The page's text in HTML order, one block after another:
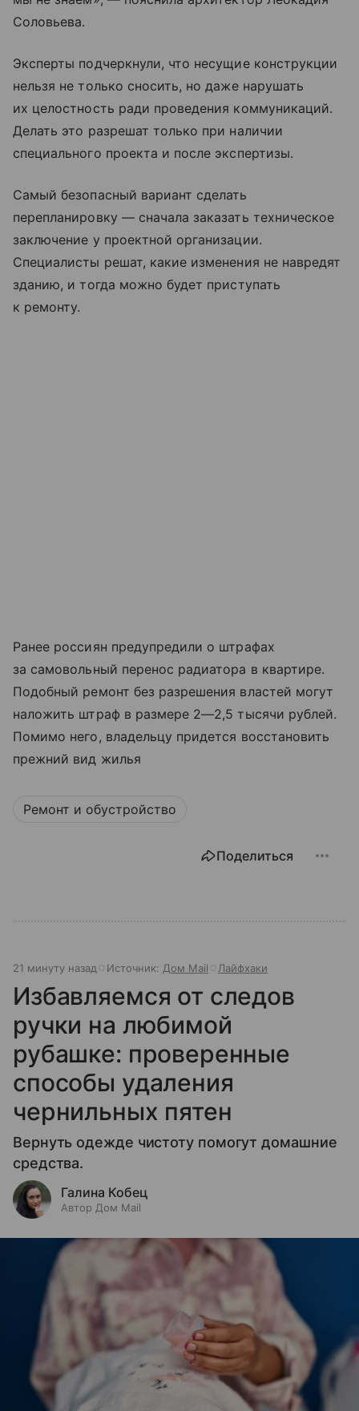
Соловьева.
Эксперты подчеркнули, что несущие конструкции
нельзя не только сносить, но даже нарушать
их целостность ради проведения коммуникаций.
Делать это разрешат только при наличии
специального проекта и после экспертизы.
Самый безопасный вариант сделать
перепланировку — сначала заказать техническое
заключение у проектной организации.
Специалисты решат, какие изменения не навредят
зданию, и тогда можно будет приступать
к ремонту.
Ранее россиян предупредили о штрафах
за самовольный перенос радиатора в квартире.
Подобный ремонт без разрешения властей могут
наложить штраф в размере 2—2,5 тысячи рублей.
Помимо него, владельцу придется восстановить
прежний вид жилья
Ремонт и обустройство
Поделиться
21 минуту назад Источник: Дом Mail Лайфхаки
Избавляемся от следов
ручки на любимой
рубашке: проверенные
способы удаления
чернильных пятен
Вернуть одежде чистоту помогут домашние
средства.
Галина Кобец
Автор Дом Mail